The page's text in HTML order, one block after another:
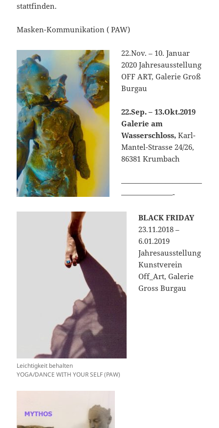
stattfinden.
Masken-Kommunikation ( PAW)
Leichtigkeit behalten
YOGA/DANCE WITH YOUR SELF (PAW)
22.Nov. – 10. Januar
2020 Jahresausstellung
OFF ART, Galerie Groß
Burgau
22.Sep. – 13.Okt.2019
Galerie am
Wasserschloss, Karl-
Mantel-Strasse 24/26,
86381 Krumbach
———————————
———————-
BLACK FRIDAY
23.11.2018 –
6.01.2019
Jahresausstellung
Kunstverein
Off_Art, Galerie
Gross Burgau